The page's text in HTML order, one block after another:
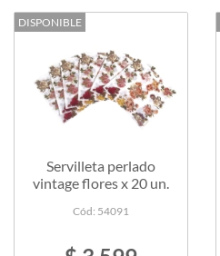
DISPONIBLE
Servilleta perlado
vintage flores x 20 un.
Cód: 54091